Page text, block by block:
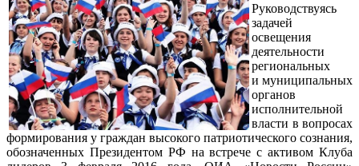
Руководствуясь
задачей
освещения
деятельности
региональных
и муниципальных
органов
исполнительной
власти в вопросах
формирования у граждан высокого патриотического сознания,
обозначенных Президентом РФ на встрече с активом Клуба